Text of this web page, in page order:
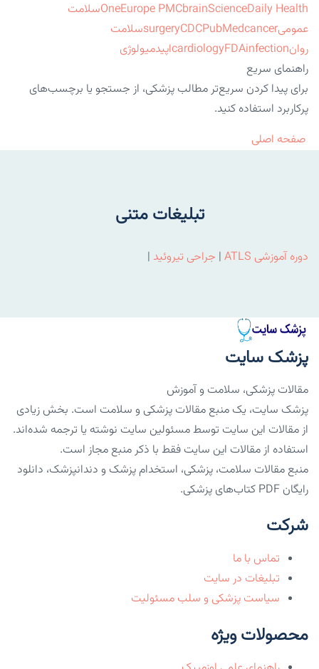
OneEurope PMCbrainScienceDaily Health
سلامت
عمومی
surgeryCDCPubMedcancer
سلامت
روان
cardiologyFDAinfection
اپیدمیولوژی
راهنمای سریع
برای پیدا کردن سریع‌تر مطالب پزشکی، از جستجو یا برچسب‌های
پرکاربرد استفاده کنید.
صفحه اصلی
تبلیغات متنی
دوره آموزشی ATLS | جراحی تیروئید |
پزشک سایت
مقالات پزشکی، سلامت و آموزش
پزشک سایت، یک منبع مقالات پزشکی و سلامت است. بخش زیادی
از مقالات این سایت توسط مسئولین سایت نوشته یا ترجمه شده‌اند.
استفاده از مقالات این سایت فقط با ذکر منبع مجاز است.
منبع مقالات سلامت، پزشکی، استخدام پزشک و دندانپزشک، دانلود
رایگان PDF کتاب‌های پزشکی.
شرکت
تماس با ما
تبلیغات در سایت
سیاست پزشکی و سلب مسئولیت
محصولات ویژه